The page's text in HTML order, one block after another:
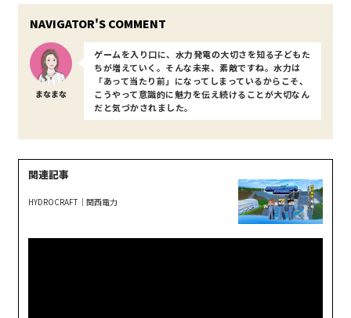
まなまな
ゲームを入り口に、水力発電の大切さを知る子どもた
ちが増えていく。そんな未来、素敵ですね。水力は
「あって当たり前」になってしまっているからこそ、
こうやって意識的に魅力を伝え続けることが大切なん
だと気づかされました。
HYDROCRAFT｜関西電力